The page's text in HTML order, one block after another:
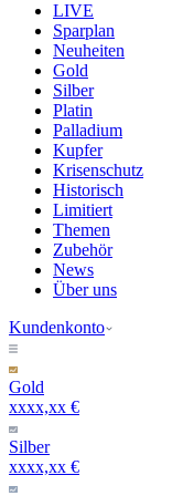
LIVE
Sparplan
Neuheiten
Gold
Silber
Platin
Palladium
Kupfer
Krisenschutz
Historisch
Limitiert
Themen
Zubehör
News
Über uns
Kundenkonto
Gold
xxxx,xx €
Silber
xxxx,xx €